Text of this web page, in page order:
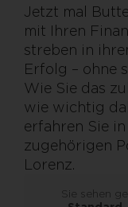
Jetzt mal
mit Ihren
streben in
Erfolg – ohne
Wie Sie das
wie wichtig
erfahren Sie
zugehörigen
Lorenz.
Sie sehen